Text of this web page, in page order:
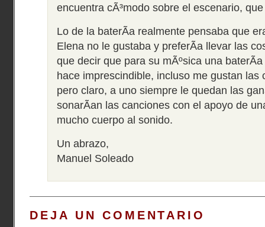
encuentra cÃ³modo sobre el escenario,
Lo de la baterÃ­a realmente pensaba que
Elena no le gustaba y preferÃ­a llevar las
que decir que para su mÃºsica una
hace imprescindible, incluso me gustan las
pero claro, a uno siempre le quedan las
sonarÃ­an las canciones con el apoyo de
mucho cuerpo al sonido.
Un abrazo,
Manuel Soleado
DEJA UN COMENTARIO